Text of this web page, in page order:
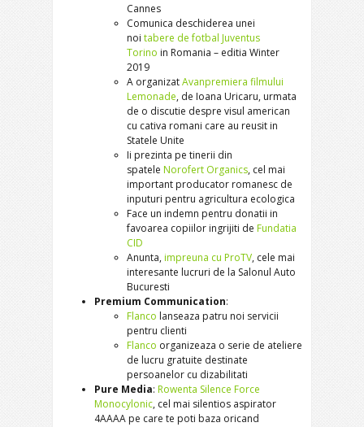
Cannes
Comunica deschiderea unei
noi tabere de fotbal Juventus
Torino in Romania – editia Winter
2019
A organizatAvanpremiera filmului
Lemonade, de Ioana Uricaru, urmata
de o discutie despre visul american
cu cativa romani care au reusit in
Statele Unite
Ii prezinta pe tinerii din
spatele Norofert Organics, cel mai
important producator romanesc de
inputuri pentru agricultura ecologica
Face un indemn pentru donatii in
favoarea copiilor ingrijiti de Fundatia
CID
Anunta,impreuna cu ProTV, cele mai
interesante lucruri de la Salonul Auto
Bucuresti
Premium Communication:
Flanco lanseaza patru noi servicii
pentru clienti
Flanco organizeaza o serie de ateliere
de lucru gratuite destinate
persoanelor cu dizabilitati
Pure Media: Rowenta Silence Force
Monocylonic, cel mai silentios aspirator
4AAAA pe care te poti baza oricand